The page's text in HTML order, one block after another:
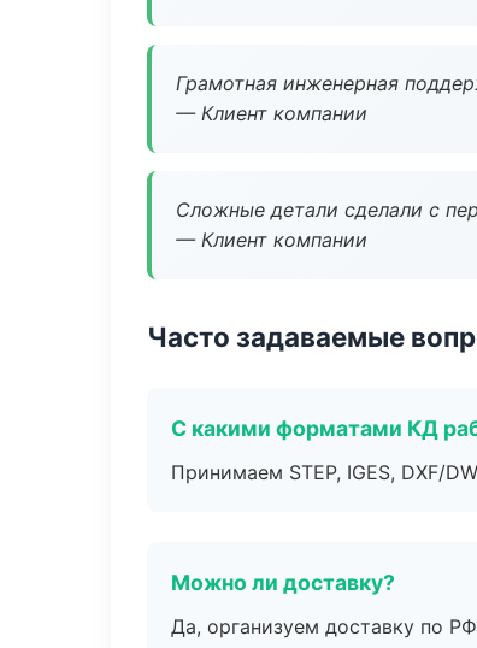
Грамотная инженерная
— Клиент компании
Сложные детали сделали с
— Клиент компании
Часто задаваемые
С какими форматами КД
Принимаем STEP, IGES, DXF/
Можно ли доставку?
Да, организуем доставку по